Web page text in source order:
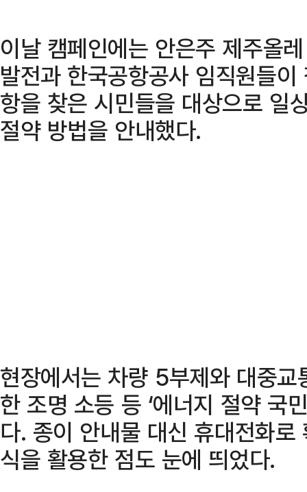
이날 캠페인에는 안은주 제주올
발전과 한국공항공사 임직원들
항을 찾은 시민들을 대상으로 일
절약 방법을 안내했다.
현장에서는 차량 5부제와 대중
한 조명 소등 등 ‘에너지 절약 국
다. 종이 안내물 대신 휴대전화
식을 활용한 점도 눈에 띄었다.